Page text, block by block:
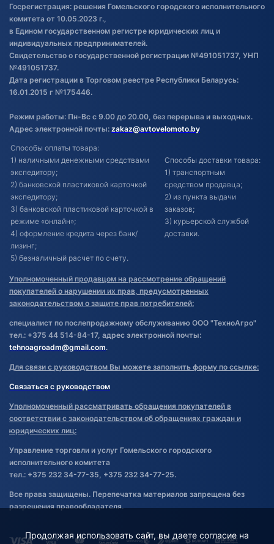
Обновления в ЭПТС 2024
Госрегистрация: решения Гомельского городского исполнительного
комитета от 10.05.2023 г.,
в Едином государственном регистре юридических лиц и
индивидуальных предпринимателей.
Свидетельство о государственной регистрации №491051737, УНП
№491051737.
Дата регистрации в Торговом реестре Республики Беларусь:
16.01.2015 г №175446.
Режим работы: Пн-Вс с 9.00 до 20.00, без перерыва и выходных.
Адрес электронной почты: zakaz@avtovelomoto.by
Способы оплаты товара:
1) наличными денежными средствами
экспедитору;
2) банковской пластиковой карточкой
экспедитору;
3) банковской пластиковой карточкой в
режиме «онлайн»;
4) оформление кредита через банк/
лизинг;
5) безналичный расчет по счету.
Способы доставки товара:
1) транспортным
средством продавца;
2) из пункта выдачи
заказов;
3) курьерской службой
доставки.
Уполномоченный продавцом на рассмотрение обращений
покупателей о нарушении их прав, предусмотренных
законодательством о защите прав потребителей:
специалист по послепродажному обслуживанию ООО "ТехноАгро"
тел.: +375 44 514-84-17, адрес электронной почты:
tehnoagroadm@gmail.com.
Для связи с руководством Вы можете заполнить форму по ссылке:
Связаться с руководством
Уполномоченный рассматривать обращения покупателей в
соответствии с законодательством об обращениях граждан и
юридических лиц:
Управление торговли и услуг Гомельского городского
исполнительного комитета
тел.: +375 232 34-77-35, +375 232 34-77-25.
Все права защищены. Перепечатка материалов запрещена без
разрешения правообладателя.
Продолжая использовать сайт, вы даете согласие на